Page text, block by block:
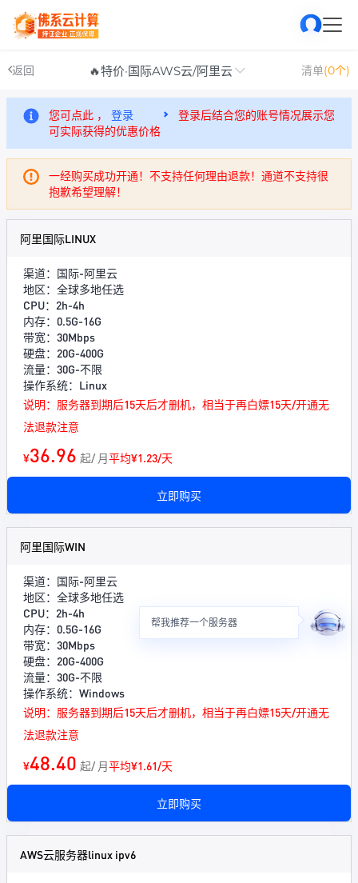
返回 🔥特价·国际AWS云/阿里云 清单(0个)
您可点此 ， 登录
登录后结合您的账号情况展示您
可实际获得的优惠价格
一经购买成功开通！不支持任何理由退款！通道不支持很
抱歉希望理解！
阿里国际LINUX
渠道：国际-阿里云
地区：全球多地任选
CPU：2h-4h
内存：0.5G-16G
带宽：30Mbps
硬盘：20G-400G
流量：30G-不限
操作系统：Linux
说明：服务器到期后15天后才删机，相当于再白嫖15天/开通无
法退款注意
¥36.96 起/ 月平均¥1.23/天
立即购买
阿里国际WIN
渠道：国际-阿里云
地区：全球多地任选
CPU：2h-4h
内存：0.5G-16G
带宽：30Mbps
硬盘：20G-400G
流量：30G-不限
操作系统：Windows
说明：服务器到期后15天后才删机，相当于再白嫖15天/开通无
法退款注意
¥48.40 起/ 月平均¥1.61/天
立即购买
AWS云服务器linux ipv6
帮我推荐一个服务器